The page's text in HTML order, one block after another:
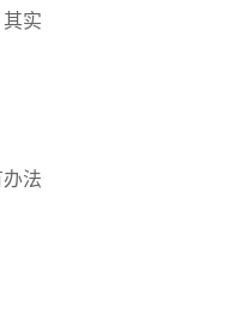
实
法